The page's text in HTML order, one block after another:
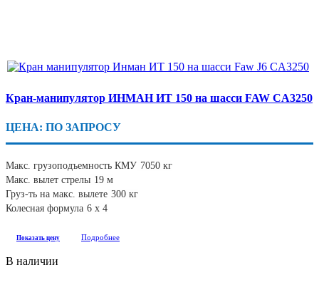
Кран-манипулятор ИНМАН ИТ 150 на шасси FAW CA3250
ЦЕНА: ПО ЗАПРОСУ
Макс. грузоподъемность КМУ 7050 кг
Макс. вылет стрелы 19 м
Груз-ть на макс. вылете 300 кг
Колесная формула 6 х 4
Показать цену Подробнее
В наличии